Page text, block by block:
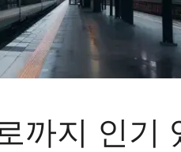
까지 인기